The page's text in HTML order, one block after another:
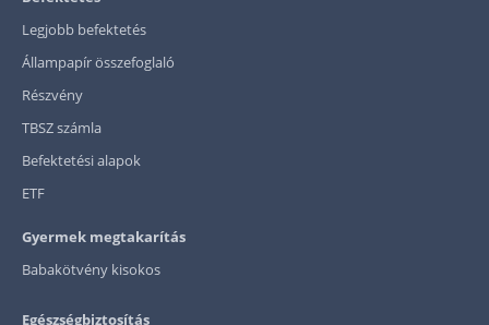
Legjobb befektetés
Állampapír összefoglaló
Részvény
TBSZ számla
Befektetési alapok
ETF
Gyermek megtakarítás
Babakötvény kisokos
Egészségbiztosítás